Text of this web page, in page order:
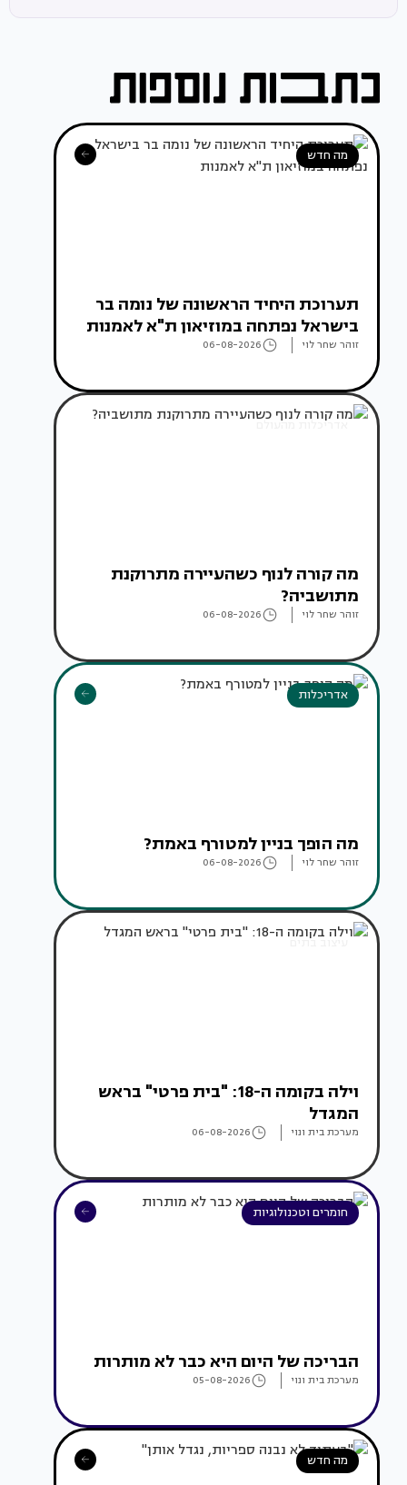
מה חדש
תערוכת היחיד הראשונה של נומה בר
בישראל נפתחה במוזיאון ת"א לאמנות
זוהר שחר לוי 06-08-2026
אדריכלות מהעולם
מה קורה לנוף כשהעיירה מתרוקנת
מתושביה?
זוהר שחר לוי 06-08-2026
אדריכלות
מה הופך בניין למטורף באמת?
זוהר שחר לוי 06-08-2026
עיצוב בתים
וילה בקומה ה-18: "בית פרטי" בראש
המגדל
מערכת בית ונוי 06-08-2026
חומרים וטכנולוגיות
הבריכה של היום היא כבר לא מותרות
מערכת בית ונוי 05-08-2026
מה חדש